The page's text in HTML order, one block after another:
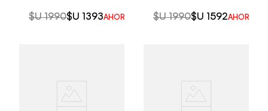
$U 1990$U 1393AHORRO DEL 30%
$U 1990$U 1592AHORRO